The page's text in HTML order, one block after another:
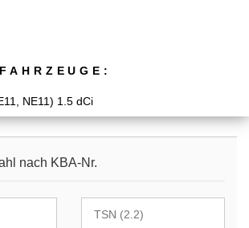
NE11) 1.5 dCi
nach KBA-Nr.